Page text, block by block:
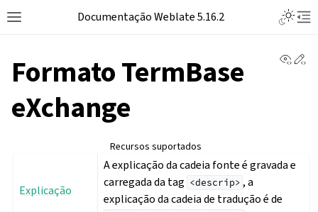
Documentação Weblate 5.16.2
Formato TermBase
eXchange
Recursos suportados
Explicação
A explicação da cadeia fonte é gravada e
carregada da tag <descrip> , a
explicação da cadeia de tradução é de